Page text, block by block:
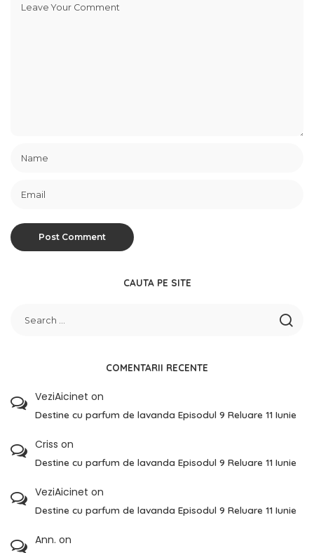
CAUTA PE SITE
COMENTARII RECENTE
VeziAicinet on
Destine cu parfum de lavanda Episodul 9 Reluare 11 Iunie
Criss on
Destine cu parfum de lavanda Episodul 9 Reluare 11 Iunie
VeziAicinet on
Destine cu parfum de lavanda Episodul 9 Reluare 11 Iunie
Ann. on